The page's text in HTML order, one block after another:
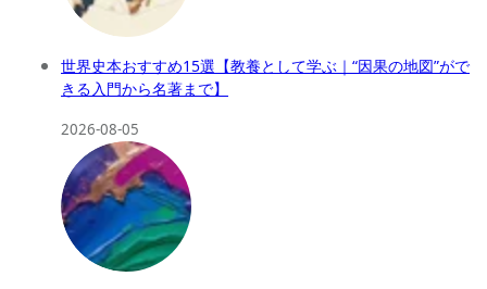
世界史本おすすめ15選【教養として学ぶ｜“因果の地図”がで
きる入門から名著まで】
2026-08-05